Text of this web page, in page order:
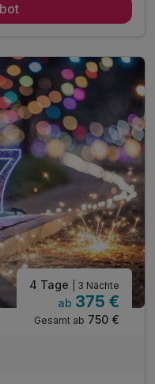
4 Tage | 3 Nächte
ab 375 €
Gesamt ab 750 €